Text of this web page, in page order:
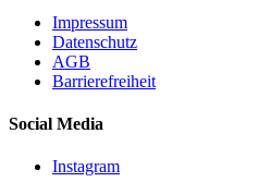
Impressum
Datenschutz
AGB
Barrierefreiheit
Social Media
Instagram